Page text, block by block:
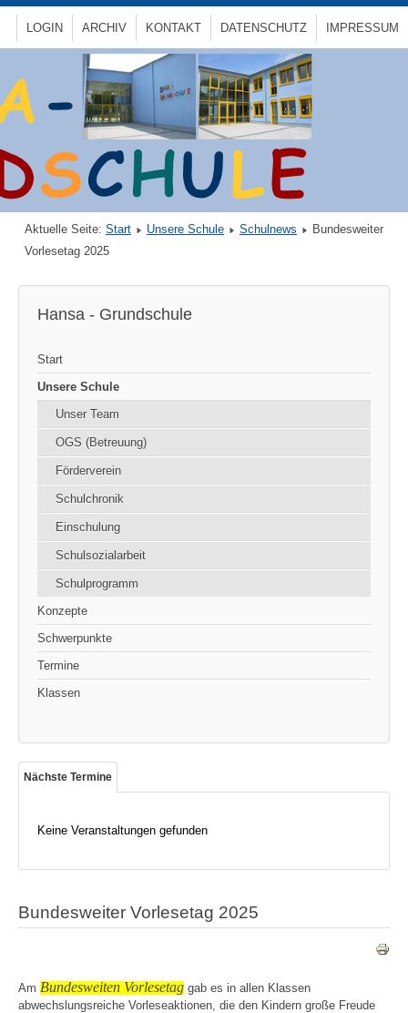
IMPRESSUM
DATENSCHUTZ
KONTAKT
ARCHIV
LOGIN
Aktuelle Seite: Start Unsere Schule Schulnews
Bundesweiter
Vorlesetag 2025
Hansa - Grundschule
Start
Unsere Schule
Unser Team
OGS (Betreuung)
Förderverein
Schulchronik
Einschulung
Schulsozialarbeit
Schulprogramm
Konzepte
Schwerpunkte
Termine
Klassen
Nächste Termine
Keine Veranstaltungen gefunden
Bundesweiter Vorlesetag 2025
Am Bundesweiten Vorlesetag gab es in allen Klassen
abwechslungsreiche Vorleseaktionen, die den Kindern große Freude